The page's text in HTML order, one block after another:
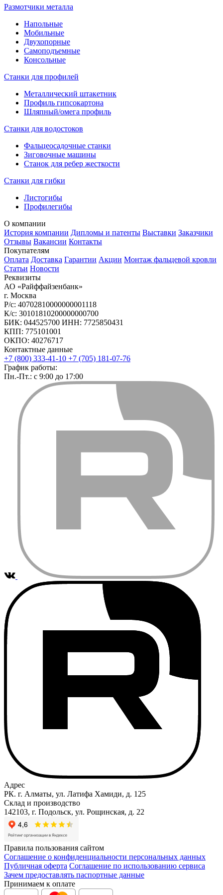
Размотчики металла
Напольные
Мобильные
Двухопорные
Самоподъемные
Консольные
Станки для профилей
Металлический штакетник
Профиль гипсокартона
Шляпный/омега профиль
Станки для водостоков
Фальцеосадочные станки
Зиговочные машины
Станок для ребер жесткости
Станки для гибки
Листогибы
Профилегибы
О компании
История компании Дипломы и патенты Выставки Заказчики
Отзывы Вакансии Контакты
Покупателям
Оплата Доставка Гарантии Акции Монтаж фальцевой кровли
Статьи Новости
Реквизиты
АО «Райффайзенбанк»
г. Москва
Р/с: 40702810000000001118
К/с: 30101810200000000700
БИК: 044525700 ИНН: 7725850431
КПП: 775101001
ОКПО: 40276717
Контактные данные
+7 (800) 333-41-10 +7 (705) 181-07-76
График работы:
Пн.-Пт.: с 9:00 до 17:00
Адрес
РК. г. Алматы, ул. Латифа Хамиди, д. 125
Склад и производство
142103, г. Подольск, ул. Рощинская, д. 22
Правила пользования сайтом
Соглашение о конфиденциальности персональных данных
Публичная оферта Соглашение по использованию сервиса
Зачем предоставлять паспортные данные
Принимаем к оплате